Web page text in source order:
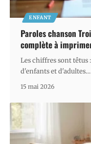
ENFANT
Paroles chanson
complète à
Les chiffres sont têtus
d'enfants et d'adultes…
15 mai 2026